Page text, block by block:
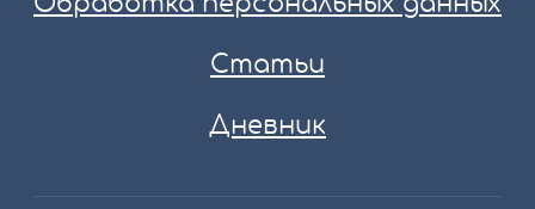
Обработка персональных данных
Статьи
Дневник